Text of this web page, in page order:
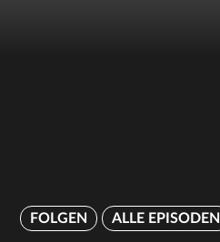
FOLGEN ALLE EPISODEN